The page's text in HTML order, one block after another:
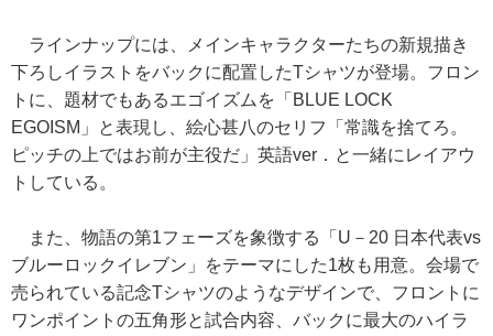
ラインナップには、メインキャラクターたちの新規描き
下ろしイラストをバックに配置したTシャツが登場。フロン
トに、題材でもあるエゴイズムを「BLUE LOCK
EGOISM」と表現し、絵心甚八のセリフ「常識を捨てろ。
ピッチの上ではお前が主役だ」英語ver．と一緒にレイアウ
トしている。
また、物語の第1フェーズを象徴する「U－20 日本代表vs
ブルーロックイレブン」をテーマにした1枚も用意。会場で
売られている記念Tシャツのようなデザインで、フロントに
ワンポイントの五角形と試合内容、バックに最大のハイラ